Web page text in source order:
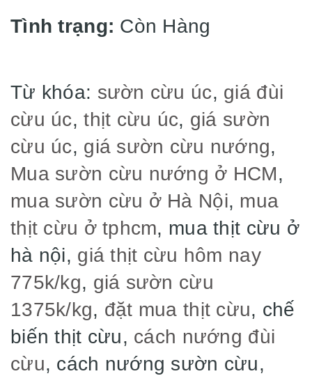
Tình trạng: Còn Hàng
Từ khóa: sườn cừu úc, giá đùi
cừu úc,thịt cừu úc, giá sườn
cừu úc, giá sườn cừu nướng,
Mua sườn cừu nướng ở HCM,
mua sườn cừu ở Hà Nội, mua
thịt cừu ở tphcm, mua thịt cừu ở
hà nội, giá thịt cừu hôm nay
775k/kg, giá sườn cừu
1375k/kg, đặt mua thịt cừu, chế
biến thịt cừu, cách nướng đùi
cừu, cách nướng sườn cừu,